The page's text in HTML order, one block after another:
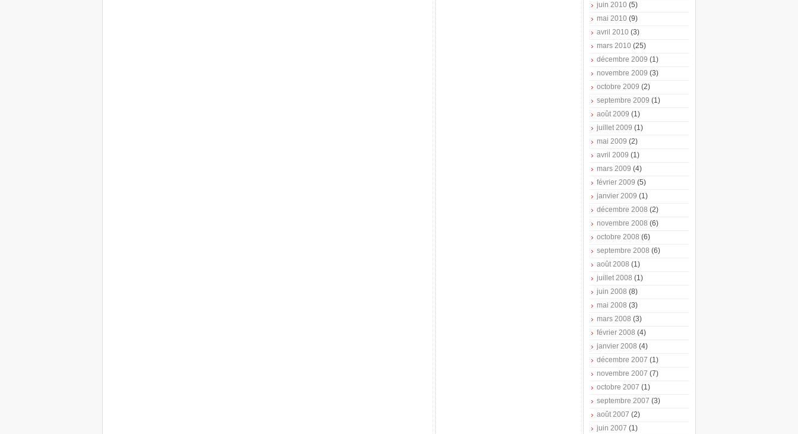
juin 2010 (5)
mai 2010 (9)
avril 2010 (3)
mars 2010 (25)
décembre 2009 (1)
novembre 2009 (3)
octobre 2009 (2)
septembre 2009 (1)
août 2009 (1)
juillet 2009 (1)
mai 2009 (2)
avril 2009 (1)
mars 2009 (4)
février 2009 (5)
janvier 2009 (1)
décembre 2008 (2)
novembre 2008 (6)
octobre 2008 (6)
septembre 2008 (6)
août 2008 (1)
juillet 2008 (1)
juin 2008 (8)
mai 2008 (3)
mars 2008 (3)
février 2008 (4)
janvier 2008 (4)
décembre 2007 (1)
novembre 2007 (7)
octobre 2007 (1)
septembre 2007 (3)
août 2007 (2)
juin 2007 (1)